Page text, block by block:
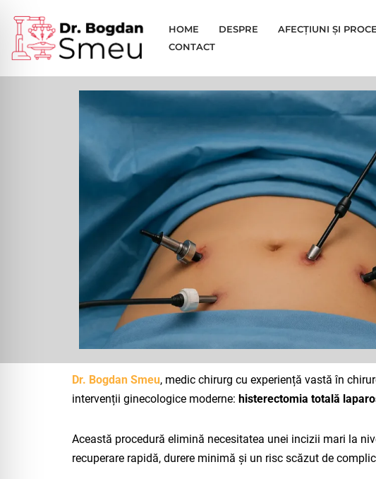
Sari
la
conținut
HOME DESPRE AFECȚIUNI ȘI
CONTACT
Dr. Bogdan Smeu, medic chirurg cu experiență vastă în
intervenții ginecologice moderne: histerectomia totală
Această procedură elimină necesitatea unei incizii mari la
recuperare rapidă, durere minimă și un risc scăzut de